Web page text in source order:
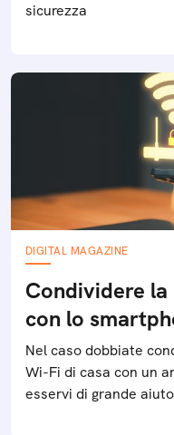
sicurezza
DIGITAL MAGAZINE
Condividere
con lo
Nel caso dobbiate
Wi-Fi di casa con un
esservi di grande aiuto